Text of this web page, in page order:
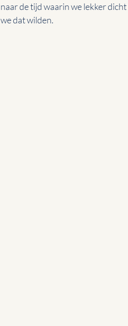
naar de tijd waarin we lekker
we dat wilden.